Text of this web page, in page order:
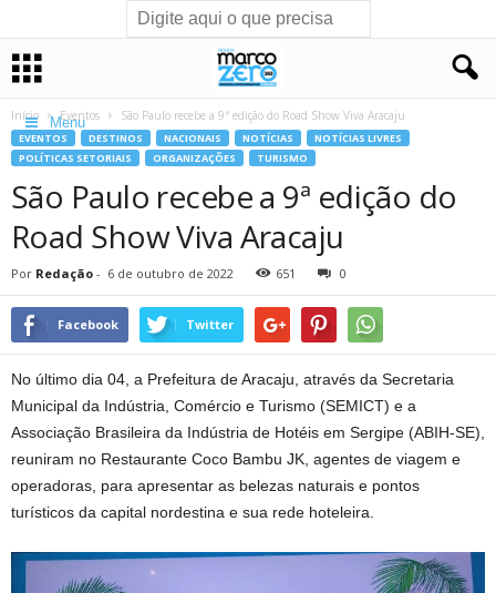
Menu
Início Eventos São Paulo recebe a 9ª edição do Road Show Viva Aracaju
EVENTOS DESTINOS NACIONAIS NOTÍCIAS
NOTÍCIAS LIVRES
POLÍTICAS SETORIAIS
ORGANIZAÇÕES TURISMO
São Paulo recebe a 9ª edição do
Road Show Viva Aracaju
Por Redação - 6 de outubro de 2022 651 0
Facebook Twitter
No último dia 04, a Prefeitura de Aracaju, através da Secretaria
Municipal da Indústria, Comércio e Turismo (SEMICT) e a
Associação Brasileira da Indústria de Hotéis em Sergipe (ABIH-SE),
reuniram no Restaurante Coco Bambu JK, agentes de viagem e
operadoras, para apresentar as belezas naturais e pontos
turísticos da capital nordestina e sua rede hoteleira.